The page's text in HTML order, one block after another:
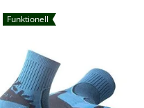
Funktionell